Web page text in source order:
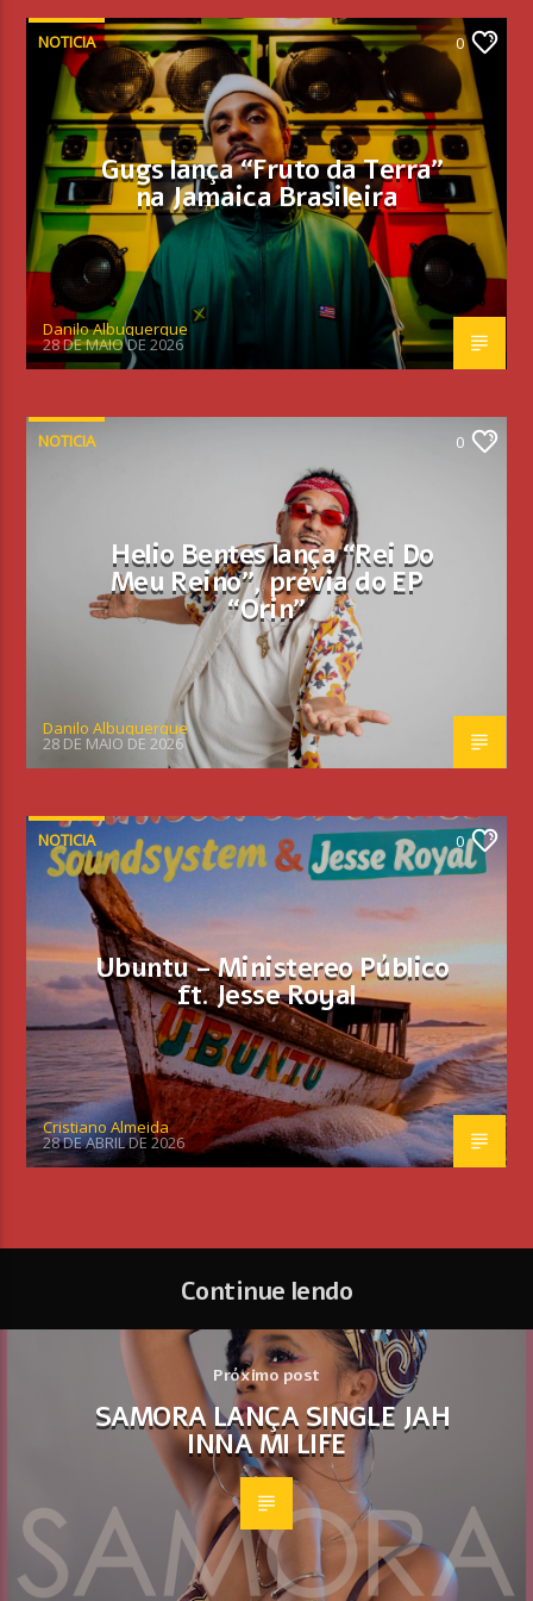
NOTICIA 0
Gugs lança “Fruto da Terra”
na Jamaica Brasileira
Danilo Albuquerque
28 DE MAIO DE 2026
NOTICIA 0
Helio Bentes lança “Rei Do
Meu Reino”, prévia do EP
“Orin”
Danilo Albuquerque
28 DE MAIO DE 2026
NOTICIA 0
Ubuntu – Ministereo Público
ft. Jesse Royal
Cristiano Almeida
28 DE ABRIL DE 2026
Continue lendo
Próximo post
SAMORA LANÇA SINGLE JAH
INNA MI LIFE